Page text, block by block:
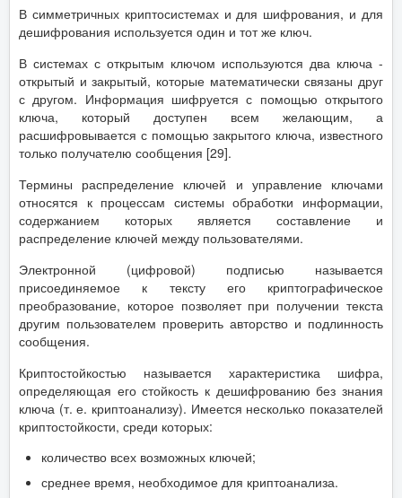
В симметричных криптосистемах и для шифрования, и для
дешифрования используется один и тот же ключ.
В системах с открытым ключом используются два ключа -
открытый и закрытый, которые математически связаны друг
с другом. Информация шифруется с помощью открытого
ключа, который доступен всем желающим, а
расшифровывается с помощью закрытого ключа, известного
только получателю сообщения [29].
Термины распределение ключей и управление ключами
относятся к процессам системы обработки информации,
содержанием которых является составление и
распределение ключей между пользователями.
Электронной (цифровой) подписью называется
присоединяемое к тексту его криптографическое
преобразование, которое позволяет при получении текста
другим пользователем проверить авторство и подлинность
сообщения.
Криптостойкостью называется характеристика шифра,
определяющая его стойкость к дешифрованию без знания
ключа (т. е. криптоанализу). Имеется несколько показателей
криптостойкости, среди которых:
количество всех возможных ключей;
среднее время, необходимое для криптоанализа.